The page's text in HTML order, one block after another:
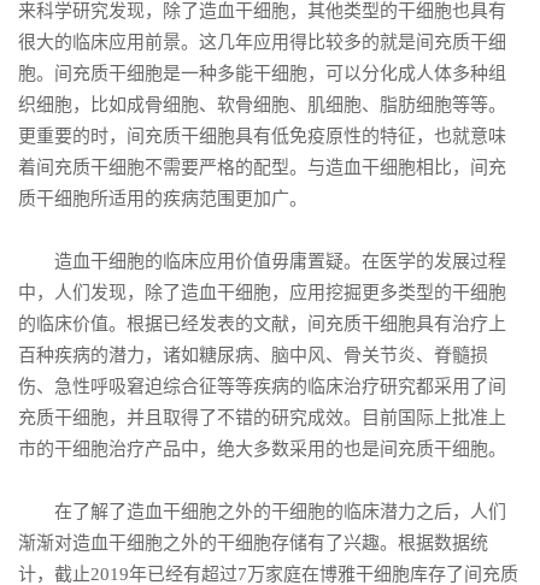
来科学研究发现，除了造血干细胞，其他类型的干细胞也具有
很大的临床应用前景。这几年应用得比较多的就是间充质干细
胞。间充质干细胞是一种多能干细胞，可以分化成人体多种组
织细胞，比如成骨细胞、软骨细胞、肌细胞、脂肪细胞等等。
更重要的时，间充质干细胞具有低免疫原性的特征，也就意味
着间充质干细胞不需要严格的配型。与造血干细胞相比，间充
质干细胞所适用的疾病范围更加广。
造血干细胞的临床应用价值毋庸置疑。在医学的发展过程
中，人们发现，除了造血干细胞，应用挖掘更多类型的干细胞
的临床价值。根据已经发表的文献，间充质干细胞具有治疗上
百种疾病的潜力，诸如糖尿病、脑中风、骨关节炎、脊髓损
伤、急性呼吸窘迫综合征等等疾病的临床治疗研究都采用了间
充质干细胞，并且取得了不错的研究成效。目前国际上批准上
市的干细胞治疗产品中，绝大多数采用的也是间充质干细胞。
在了解了造血干细胞之外的干细胞的临床潜力之后，人们
渐渐对造血干细胞之外的干细胞存储有了兴趣。根据数据统
计，截止2019年已经有超过7万家庭在博雅干细胞库存了间充质